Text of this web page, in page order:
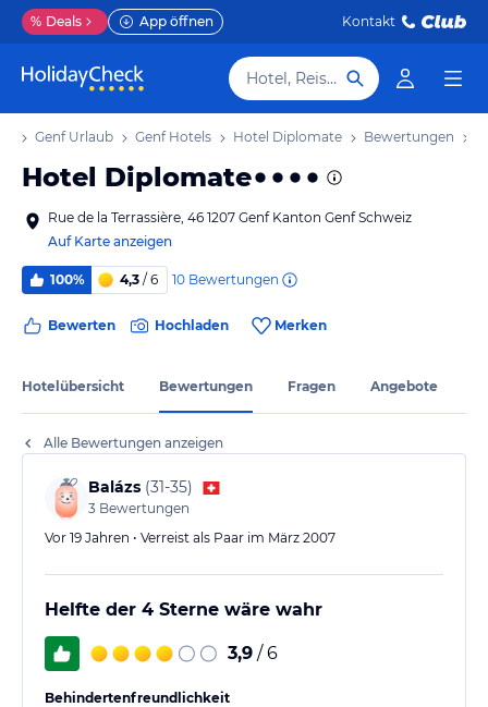
% Deals App öffnen Kontakt
Hotel, Reiseziel
Genf Urlaub Genf Hotels Hotel Diplomate Bewertungen
Hotel Diplomate
Rue de la Terrassière, 46 1207 Genf Kanton Genf Schweiz
Auf Karte anzeigen
100% 4,3 / 6 10 Bewertungen
Bewerten Hochladen Merken
Hotelübersicht Bewertungen Fragen Angebote
Alle Bewertungen anzeigen
Balázs (31-35)
3 Bewertungen
Vor 19 Jahren • Verreist als Paar im März 2007
Helfte der 4 Sterne wäre wahr
3,9 / 6
Behindertenfreundlichkeit